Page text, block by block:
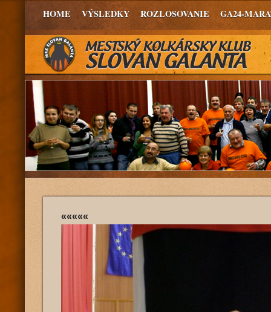
HOME VÝSLEDKY ROZLOSOVANIE GA24-
«««««